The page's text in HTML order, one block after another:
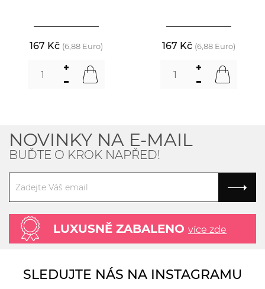
167 Kč (6,88 Euro) 167 Kč (6,88 Euro)
NOVINKY NA E-MAIL
BUĎTE O KROK NAPŘED!
LUXUSNĚ ZABALENO více zde
SLEDUJTE NÁS NA INSTAGRAMU